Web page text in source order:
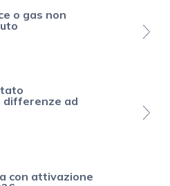
o gas non
differenze ad
con attivazione